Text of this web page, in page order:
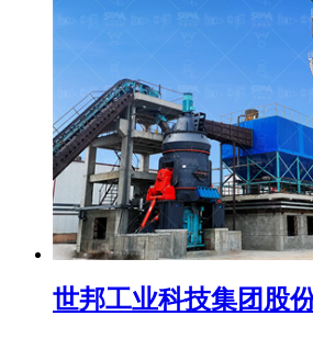
世邦工业科技集团股